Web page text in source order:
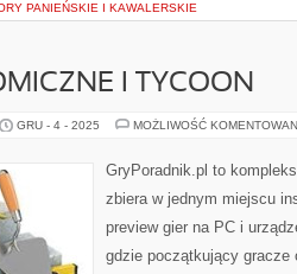
PANIEŃSKIE I KAWALERSKIE
I TYCOON
GRU - 4 - 2025 MOŻLIWOŚĆ
GryPoradnik.pl to
zbiera w jednym miejscu
preview gier na PC i
gdzie początkujący gracze